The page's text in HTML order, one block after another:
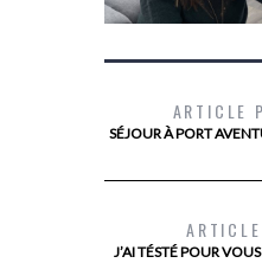
DEVENIR
ARTICLE
SÉJOUR À PORT
J’AI TÉSTÉ POUR